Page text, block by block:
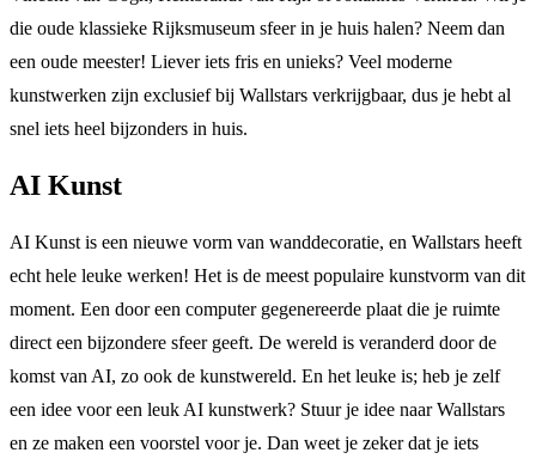
die oude klassieke Rijksmuseum sfeer in je huis halen? Neem dan
een oude meester! Liever iets fris en unieks? Veel moderne
kunstwerken zijn exclusief bij Wallstars verkrijgbaar, dus je hebt al
snel iets heel bijzonders in huis.
AI Kunst
AI Kunst is een nieuwe vorm van wanddecoratie, en Wallstars heeft
echt hele leuke werken! Het is de meest populaire kunstvorm van dit
moment. Een door een computer gegenereerde plaat die je ruimte
direct een bijzondere sfeer geeft. De wereld is veranderd door de
komst van AI, zo ook de kunstwereld. En het leuke is; heb je zelf
een idee voor een leuk AI kunstwerk? Stuur je idee naar Wallstars
en ze maken een voorstel voor je. Dan weet je zeker dat je iets